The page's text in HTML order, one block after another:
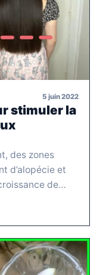
5 juin 2022
stimuler la
des zones
d’alopécie et
de…